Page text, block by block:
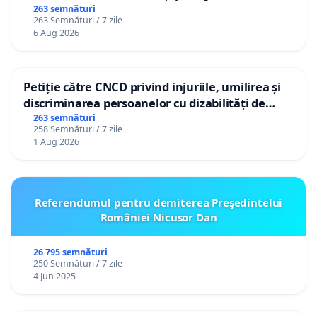
gradațiilor de vechime pentru asistenții
personali
263 semnături
263 Semnături / 7 zile
6 Aug 2026
Petiție către CNCD privind injuriile, umilirea și
discriminarea persoanelor cu dizabilități de
către utilizatorul TikTok „Gorici”
263 semnături
258 Semnături / 7 zile
1 Aug 2026
Referendumul pentru demiterea Preşedintelui
României Nicusor Dan
26 795 semnături
250 Semnături / 7 zile
4 Jun 2025